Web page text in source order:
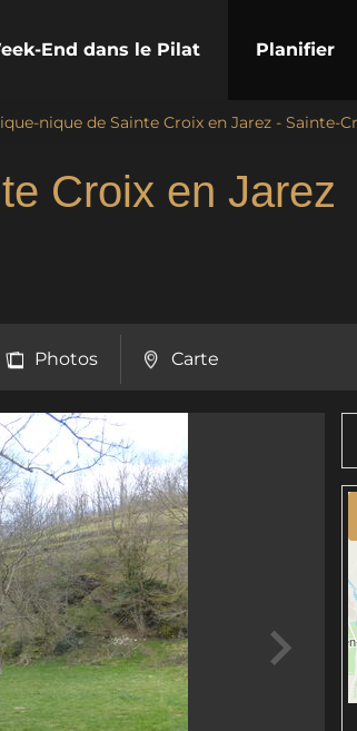
End dans le Pilat Planifier
nique de Sainte Croix en Jarez - Sainte-
Croix en Jarez
Photos Carte